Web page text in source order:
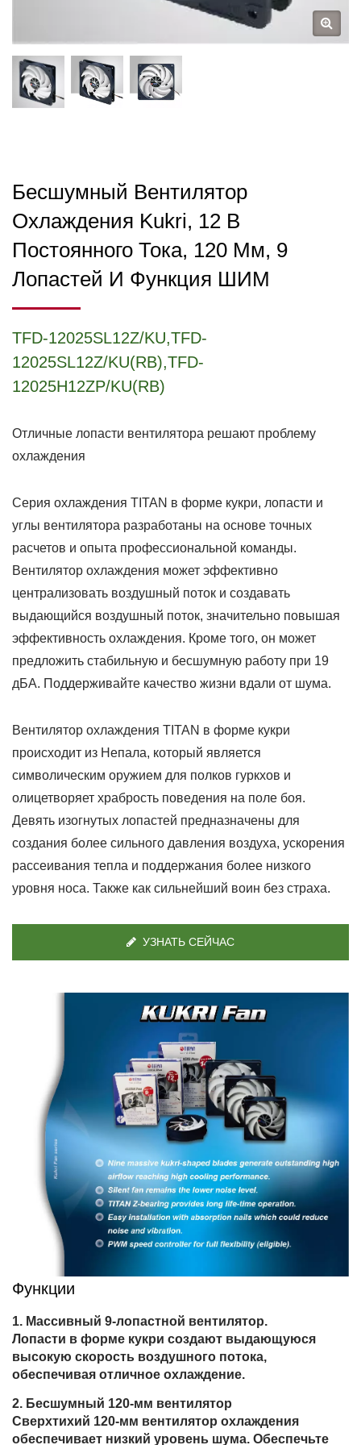
Бесшумный Вентилятор
Охлаждения Kukri, 12 В
Постоянного Тока, 120 Мм, 9
Лопастей И Функция ШИМ
TFD-12025SL12Z/KU,TFD-
12025SL12Z/KU(RB),TFD-
12025H12ZP/KU(RB)
Отличные лопасти вентилятора решают проблему
охлаждения
Серия охлаждения TITAN в форме кукри, лопасти и
углы вентилятора разработаны на основе точных
расчетов и опыта профессиональной команды.
Вентилятор охлаждения может эффективно
централизовать воздушный поток и создавать
выдающийся воздушный поток, значительно повышая
эффективность охлаждения. Кроме того, он может
предложить стабильную и бесшумную работу при 19
дБА. Поддерживайте качество жизни вдали от шума.
Вентилятор охлаждения TITAN в форме кукри
происходит из Непала, который является
символическим оружием для полков гуркхов и
олицетворяет храбрость поведения на поле боя.
Девять изогнутых лопастей предназначены для
создания более сильного давления воздуха, ускорения
рассеивания тепла и поддержания более низкого
уровня носа. Также как сильнейший воин без страха.
УЗНАТЬ СЕЙЧАС
Функции
Массивный 9-лопастной вентилятор.
Лопасти в форме кукри создают выдающуюся
высокую скорость воздушного потока,
обеспечивая отличное охлаждение.
Бесшумный 120-мм вентилятор
Сверхтихий 120-мм вентилятор охлаждения
обеспечивает низкий уровень шума. Обеспечьте